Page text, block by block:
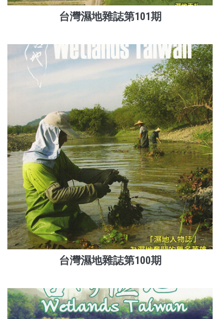
台灣濕地雜誌第101期
台灣濕地雜誌第100期